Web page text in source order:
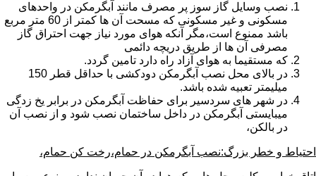
نصب وسایل گاز سوز پر مصرف مانند آبگرمکن در واحدهای
مسکونی و غیر مسکونی که مسحت آن ها کمتر از 60 متر مربع
باشد ممنوع است،مگر آنکه هوای مورد نیاز جهت احتراق گاز
مصرفی آن ها از طریق دریچه دائمی
که مستقیما به هوای آزاد راه دارد تامین گردد.
در بالای محل نصب آبگرمکن دودکشی با حداقل قطر 150
میلیمتر تعبیه شده باشد.
در شهر های سردسیر برای حفاظت آبگرمکن در برابر یخ زدگی
میبایستی آبگرمکن در داخل ساختمان نصب شود و از نصب آن
در بالکن،
احتیاط و خطر بزرگ:نصب آبگرمکن در حمام،رخت کن حمام،